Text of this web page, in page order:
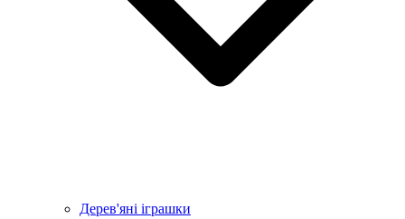
Дерев'яні іграшки